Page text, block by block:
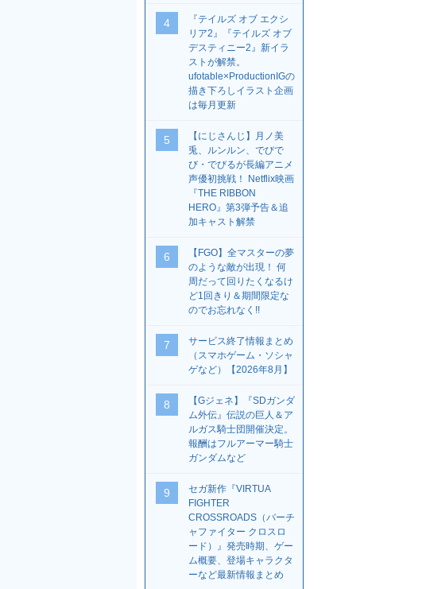
4
『テイルズ オブ エクシ
リア2』『テイルズ オブ
デスティニー2』新イラ
ストが解禁。
ufotable×ProductionIGの
描き下ろしイラスト企画
は毎月更新
5
【にじさんじ】月ノ美
兎、ルンルン、でびで
び・でびるが長編アニメ
声優初挑戦！ Netflix映画
『THE RIBBON
HERO』第3弾予告＆追
加キャスト解禁
6
【FGO】全マスターの夢
のような敵が出現！ 何
周だって回りたくなるけ
ど1回きり＆期間限定な
のでお忘れなく!!
7
サービス終了情報まとめ
（スマホゲーム・ソシャ
ゲなど）【2026年8月】
8
【Gジェネ】『SDガンダ
ム外伝』伝説の巨人＆ア
ルガス騎士団開催決定。
報酬はフルアーマー騎士
ガンダムなど
9
セガ新作『VIRTUA
FIGHTER
CROSSROADS（バーチ
ャファイター クロスロ
ード）』発売時期、ゲー
ム概要、登場キャラクタ
ーなど最新情報まとめ